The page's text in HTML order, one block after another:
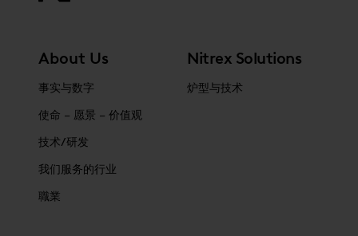
About Us
事实与数字
使命 – 愿景 – 价值观
技术/研发
我们服务的行业
職業
Nitrex Solutions
炉型与技术